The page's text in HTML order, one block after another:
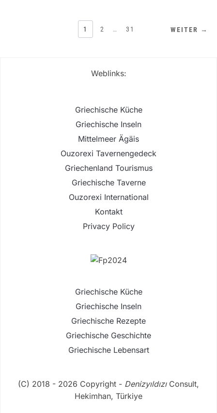
SEITENNUMMERIERUNG
1 2 … 31 WEITER →
Weblinks:
Griechische Küche
Griechische Inseln
Mittelmeer Ägäis
Ouzorexi Tavernengedeck
Griechenland Tourismus
Griechische Taverne
Ouzorexi International
Kontakt
Privacy Policy
Griechische Küche
Griechische Inseln
Griechische Rezepte
Griechische Geschichte
Griechische Lebensart
(C) 2018 - 2026 Copyright - DenizyıldızıConsult,
Hekimhan, Türkiye